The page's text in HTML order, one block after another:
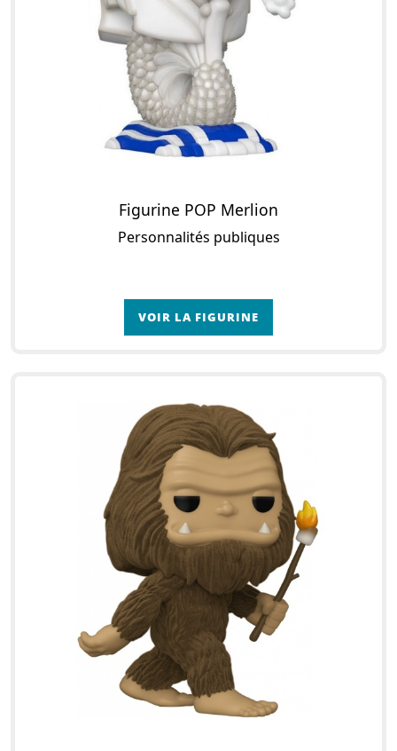
Figurine POP Merlion
Personnalités publiques
VOIR LA FIGURINE